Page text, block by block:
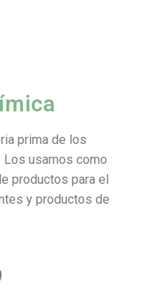
prima de los
usamos como
productos para el
y productos de